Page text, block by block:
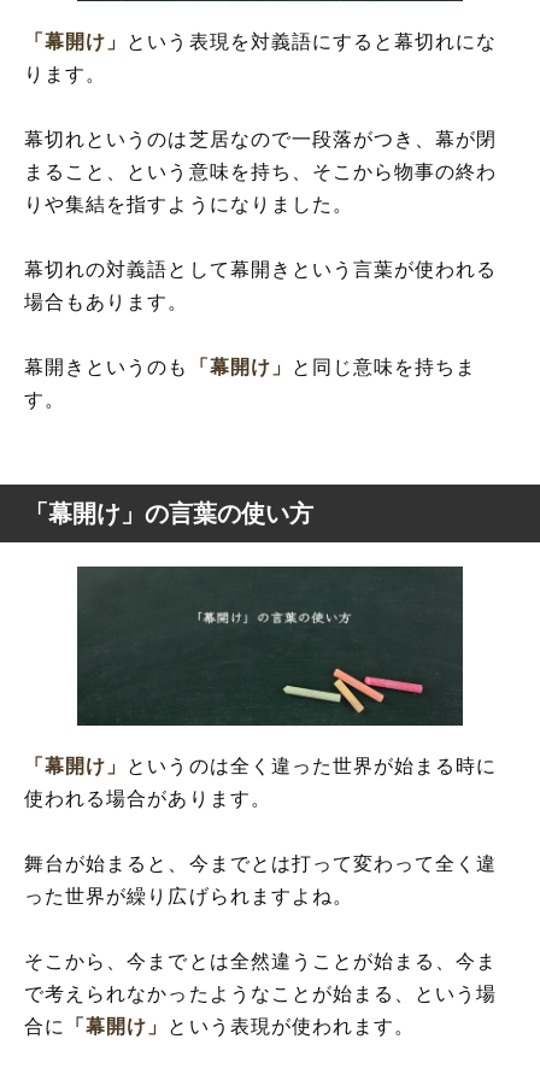
「幕開け」 という表現を対義語にすると幕切れにな
ります。
幕切れというのは芝居なので一段落がつき、幕が閉
まること、という意味を持ち、そこから物事の終わ
りや集結を指すようになりました。
幕切れの対義語として幕開きという言葉が使われる
場合もあります。
幕開きというのも 「幕開け」
と同じ意味を持ちま
す。
「幕開け」の言葉の使い方
「幕開け」 というのは全く違った世界が始まる時に
使われる場合があります。
舞台が始まると、今までとは打って変わって全く違
った世界が繰り広げられますよね。
そこから、今までとは全然違うことが始まる、今ま
で考えられなかったようなことが始まる、という場
合に
「幕開け」 という表現が使われます。